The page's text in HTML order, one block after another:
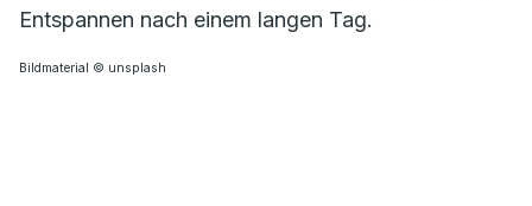
Entspannen nach einem langen Tag.
Bildmaterial © unsplash